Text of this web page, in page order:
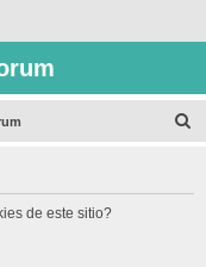
de este sitio?